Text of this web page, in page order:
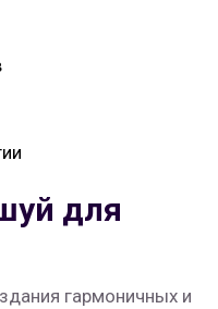
для
гармоничных и